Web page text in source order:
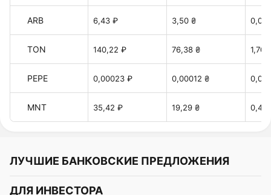
ARB 6,43 ₽ 3,50 ₴
TON 140,22 ₽ 76,38 ₴ 1,70
PEPE 0,00023 ₽ 0,00012 ₴
MNT 35,42 ₽ 19,29 ₴ 0,43
ЛУЧШИЕ БАНКОВСКИЕ ПРЕДЛОЖЕНИЯ
Альфа-Банк
ДЛЯ ИНВЕСТОРА